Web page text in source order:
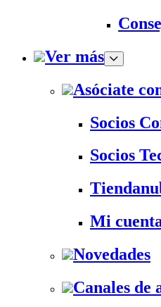
Ver más
Asóciate
Socios
Socios
Mi
Novedades
Canales de